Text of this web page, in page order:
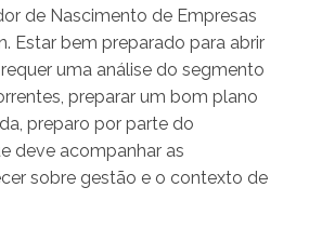
de Nascimento de Empresas
Estar bem preparado para abrir
uma análise do segmento
preparar um bom plano
preparo por parte do
deve acompanhar as
sobre gestão e o contexto de